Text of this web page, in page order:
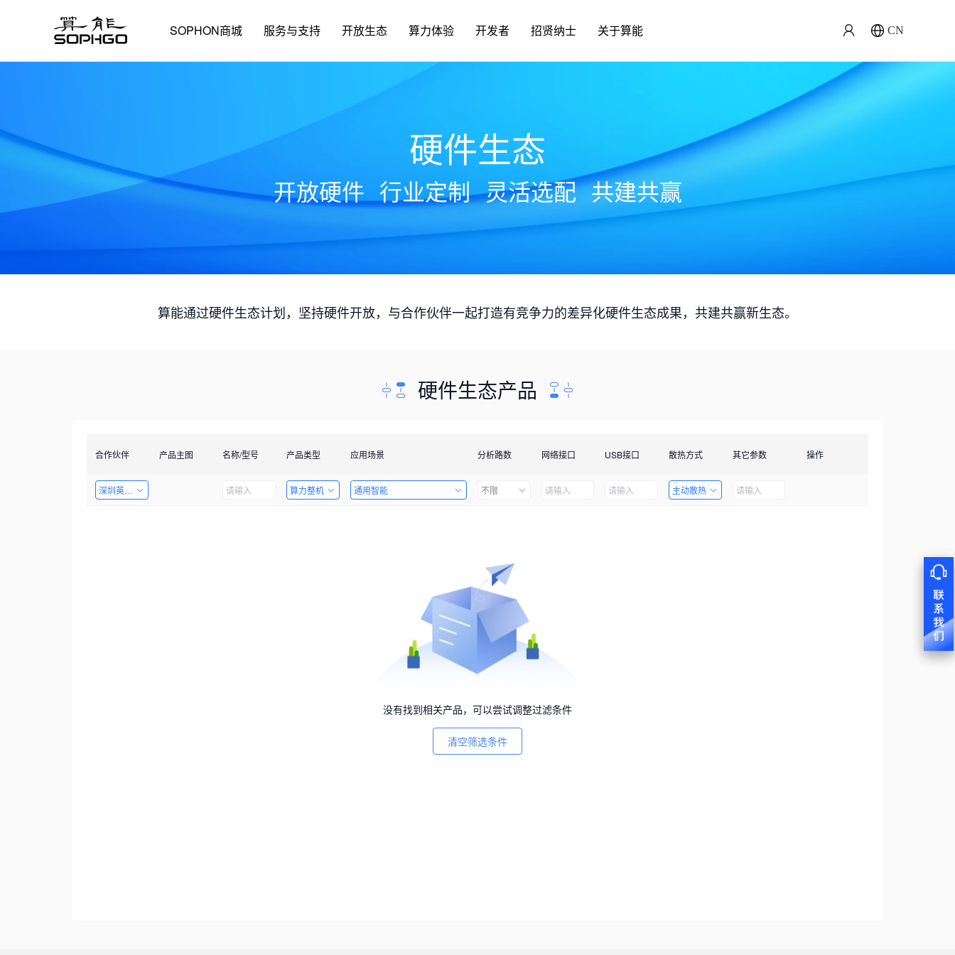
SOPHON商城 服务与支持 开放生态 算力体验 开发者 招贤纳士 关于算能 CN
硬件生态
开放硬件 行业定制 灵活选配 共建共赢
算能通过硬件生态计划，坚持硬件开放，与合作伙伴一起打造有竞争力的差异化硬件生态成果，共建共赢新生态。
硬件生态产品
合作伙伴 产品主图 名称/型号 产品类型 应用场景 分析路数 网络接口 USB接口 散热方式 其它参数 操作
深圳英飞拓科技股份有限公司 算力整机 通用智能 不限 主动散热
没有找到相关产品，可以尝试调整过滤条件
清空筛选条件